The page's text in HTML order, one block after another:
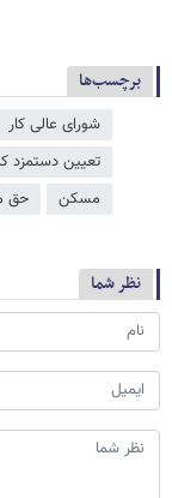
برچسب‌ها
شورای عالی کار
تعیین دستمزد
مسکن
حق
نظر شما